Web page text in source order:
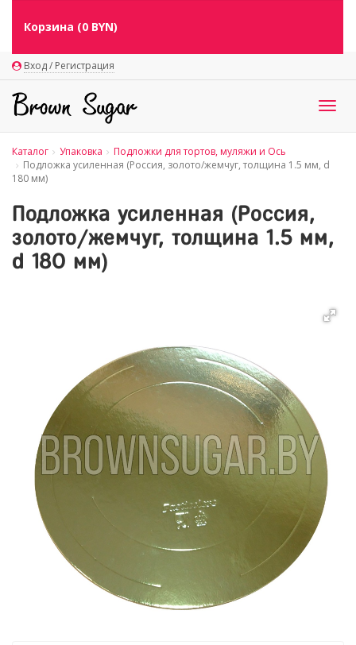
Вход / Регистрация
Корзина (0 BYN)
Каталог Упаковка
Подложки для тортов, муляжи и Ось
Подложка усиленная (Россия, золото/жемчуг, толщина 1.5 мм, d
180 мм)
Подложка усиленная (Россия,
золото/жемчуг, толщина 1.5 мм,
d 180 мм)